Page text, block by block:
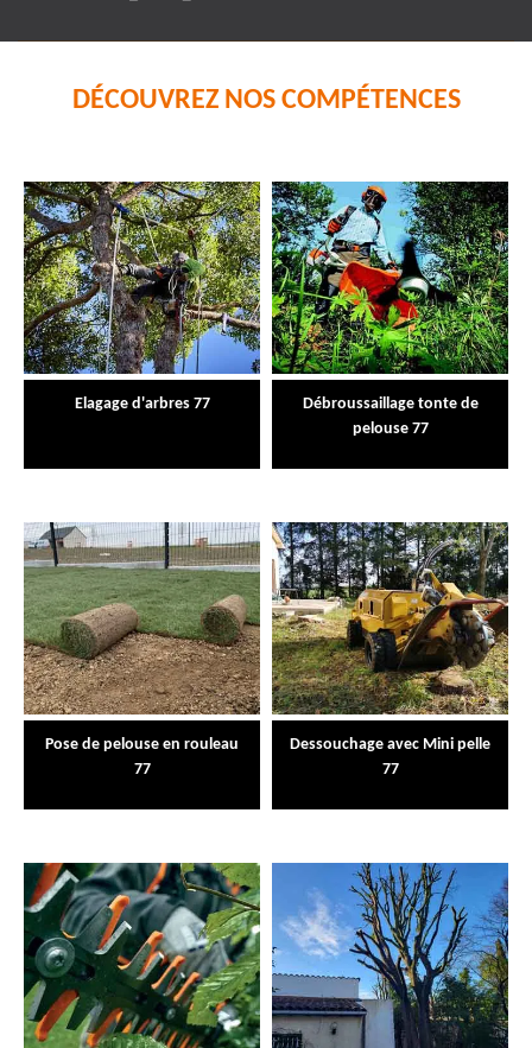
DÉCOUVREZ NOS COMPÉTENCES
Elagage d'arbres 77
Débroussaillage tonte de
pelouse 77
Pose de pelouse en rouleau
77
Dessouchage avec Mini pelle
77